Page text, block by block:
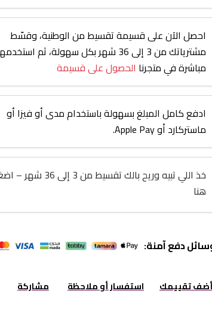
احصل الآن على قسيمة تقسيط من الوطنية، وقسّط
مشترياتك من 3 إلى 36 شهر بكل سهولة، ثم
مباشرة في متجرنا الحصول على قسيمة
ادفع كامل المبلغ بسهولة باستخدام مدى أو فيزا أو
ماستركارد أو Apple Pay.
خذ اللي تبيه وريح بالك تقسيط من 3 إلى
هنا
دفع آمنة:
أضف تقييمك استفسار أو ملاحظة مشاركة